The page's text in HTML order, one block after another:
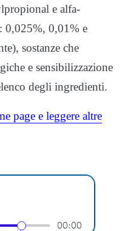
e alfa-
0,025%, 0,01% e
sostanze che
e sensibilizzazione
degli ingredienti.
page e leggere altre